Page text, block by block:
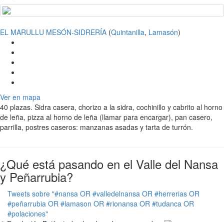
EL MARULLU MESÓN-SIDRERÍA (Quintanilla, Lamasón)
Ver en mapa
40 plazas. Sidra casera, chorizo a la sidra, cochinillo y cabrito al horno
de leña, pizza al horno de leña (llamar para encargar), pan casero,
parrilla, postres caseros: manzanas asadas y tarta de turrón.
¿Qué está pasando en el Valle del Nansa
y Peñarrubia?
Tweets sobre "#nansa OR #valledelnansa OR #herrerias OR
#peñarrubia OR #lamason OR #rionansa OR #tudanca OR
#polaciones"